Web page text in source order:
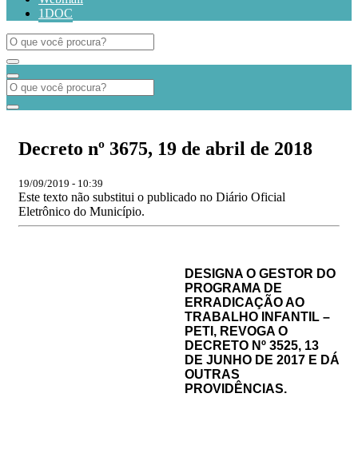
1DOC
Decreto nº 3675, 19 de abril de 2018
19/09/2019 - 10:39
Este texto não substitui o publicado no Diário Oficial
Eletrônico do Município.
DESIGNA O GESTOR DO
PROGRAMA DE
ERRADICAÇÃO AO
TRABALHO INFANTIL –
PETI, REVOGA O
DECRETO Nº 3525, 13
DE JUNHO DE 2017 E DÁ
OUTRAS
PROVIDÊNCIAS.